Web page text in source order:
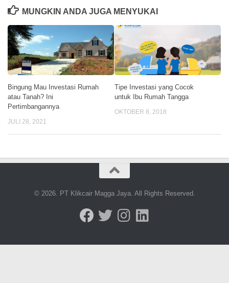
MUNGKIN ANDA JUGA MENYUKAI
Bingung Mau Investasi Rumah
atau Tanah? Ini
Pertimbangannya
JULI 28, 2021
Tipe Investasi yang Cocok
untuk Ibu Rumah Tangga
OKTOBER 8, 2018
© 2026. PT Klikcair Magga Jaya. All Rights Reserved.